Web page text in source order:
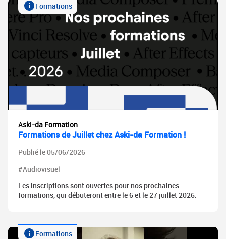
Formations
Aski-da Formation
Formations de Juillet chez Aski-da Formation !
Publié le 05/06/2026
#Audiovisuel
Les inscriptions sont ouvertes pour nos prochaines
formations, qui débuteront entre le 6 et le 27 juillet 2026.
Formations